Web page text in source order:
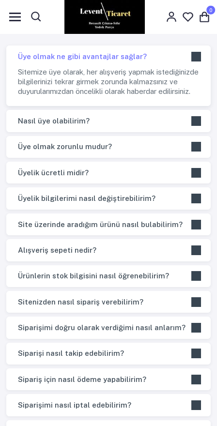
0
Üye olmak ne gibi avantajlar sağlar?
Sitemize üye olarak, her alışveriş yapmak istediğinizde
bilgilerinizi tekrar girmek zorunda kalmazsınız ve
duyurularımızdan öncelikli olarak haberdar edilirsiniz.
Nasıl üye olabilirim?
Üye olmak zorunlu mudur?
Üyelik ücretli midir?
Üyelik bilgilerimi nasıl değiştirebilirim?
Site üzerinde aradığım ürünü nasıl bulabilirim?
Alışveriş sepeti nedir?
Ürünlerin stok bilgisini nasıl öğrenebilirim?
Sitenizden nasıl sipariş verebilirim?
Siparişimi doğru olarak verdiğimi nasıl anlarım?
Siparişi nasıl takip edebilirim?
Sipariş için nasıl ödeme yapabilirim?
Siparişimi nasıl iptal edebilirim?